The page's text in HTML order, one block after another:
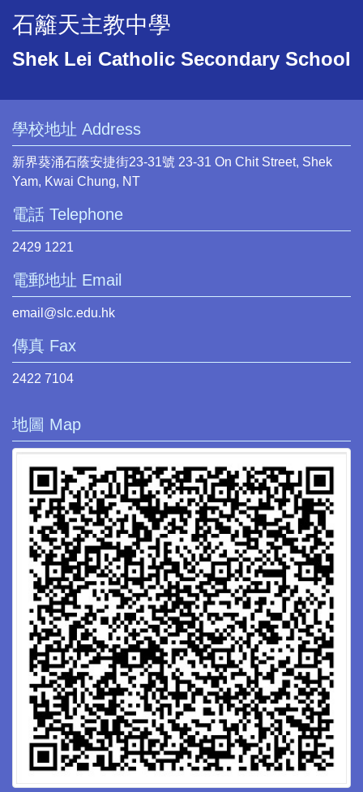
石籬天主教中學
Shek Lei Catholic Secondary School
學校地址 Address
新界葵涌石蔭安捷街23-31號 23-31 On Chit Street, Shek
Yam, Kwai Chung, NT
電話 Telephone
2429 1221
電郵地址 Email
email@slc.edu.hk
傳真 Fax
2422 7104
地圖 Map